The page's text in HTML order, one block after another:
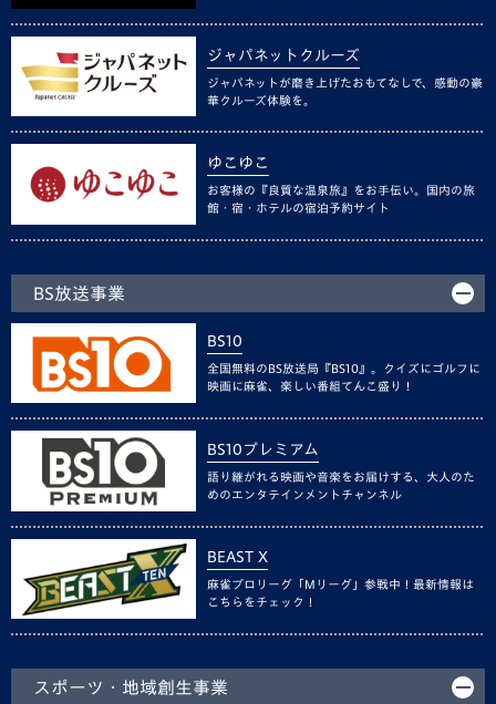
ジャパネットクルーズ
ジャパネットが磨き上げたおもてなしで、感動の豪
華クルーズ体験を。
ゆこゆこ
お客様の『良質な温泉旅』をお手伝い。国内の旅
館・宿・ホテルの宿泊予約サイト
BS放送事業
BS10
全国無料のBS放送局『BS10』。クイズにゴルフに
映画に麻雀、楽しい番組てんこ盛り！
BS10プレミアム
語り継がれる映画や音楽をお届けする、大人のた
めのエンタテインメントチャンネル
BEAST X
麻雀プロリーグ「Mリーグ」参戦中！最新情報は
こちらをチェック！
スポーツ・地域創生事業